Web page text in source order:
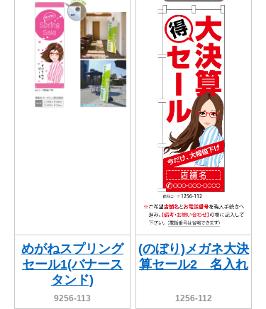
めがねスプリング
セール1(バナース
タンド)
9256-113
(のぼり)メガネ大決
算セール2 名入れ
1256-112